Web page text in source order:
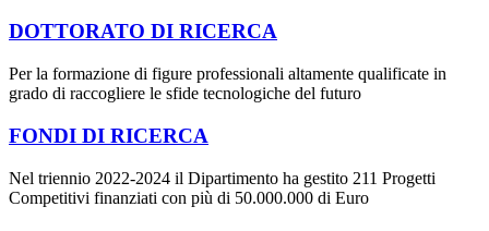
DOTTORATO DI RICERCA
Per la formazione di figure professionali altamente qualificate in
grado di raccogliere le sfide tecnologiche del futuro
FONDI DI RICERCA
Nel triennio 2022-2024 il Dipartimento ha gestito 211 Progetti
Competitivi finanziati con più di 50.000.000 di Euro